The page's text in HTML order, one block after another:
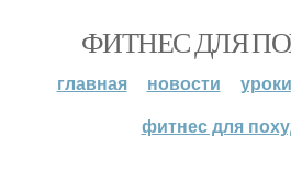
ФИТНЕС ДЛЯ
главная новости уроки
фитнес для